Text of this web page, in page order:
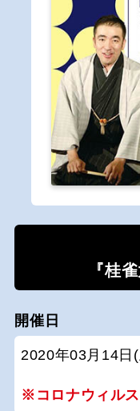
『桂
開催日
2020年03月14日
※コロナウィル